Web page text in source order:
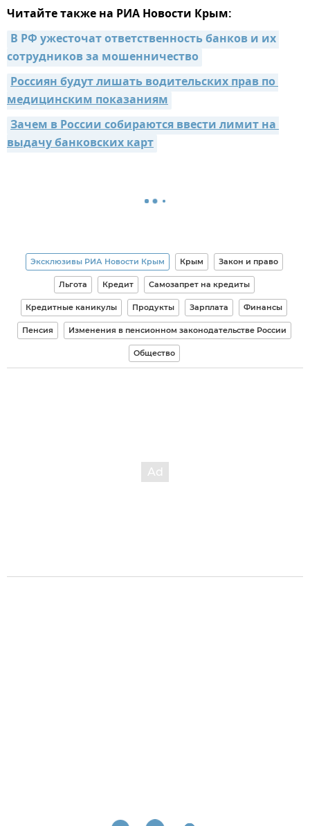
Читайте также на РИА Новости Крым:
В РФ ужесточат ответственность банков и их
сотрудников за мошенничество
Россиян будут лишать водительских прав по
медицинским показаниям
Зачем в России собираются ввести лимит на
выдачу банковских карт
Эксклюзивы РИА Новости Крым Крым Закон и право
Льгота Кредит Самозапрет на кредиты
Кредитные каникулы Продукты Зарплата Финансы
Пенсия Изменения в пенсионном законодательстве России
Общество